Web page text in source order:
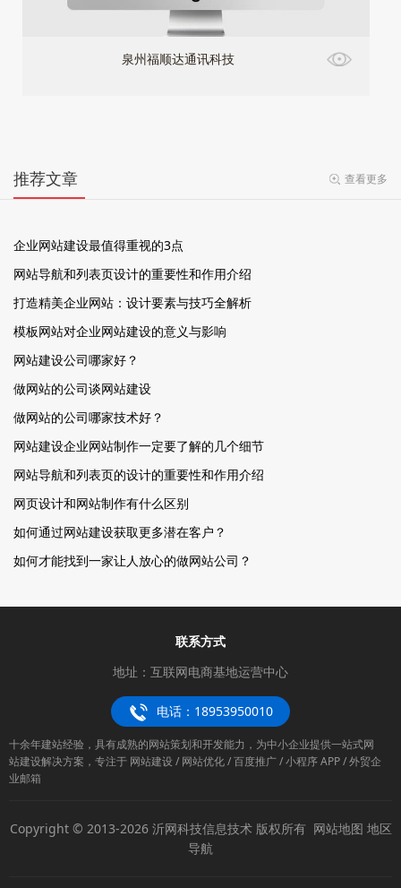
泉州福顺达通讯科技
推荐文章 查看更多
企业网站建设最值得重视的3点
网站导航和列表页设计的重要性和作用介绍
打造精美企业网站：设计要素与技巧全解析
模板网站对企业网站建设的意义与影响
网站建设公司哪家好？
做网站的公司谈网站建设
做网站的公司哪家技术好？
网站建设企业网站制作一定要了解的几个细节
网站导航和列表页的设计的重要性和作用介绍
网页设计和网站制作有什么区别
如何通过网站建设获取更多潜在客户？
如何才能找到一家让人放心的做网站公司？
联系方式
地址：互联网电商基地运营中心
电话：18953950010
十余年建站经验，具有成熟的网站策划和开发能力，为中小企业提供一站式网
站建设解决方案，专注于 网站建设 / 网站优化 / 百度推广 / 小程序 APP / 外贸企
业邮箱
Copyright © 2013-2026 沂网科技信息技术 版权所有 网站地图 地区
导航